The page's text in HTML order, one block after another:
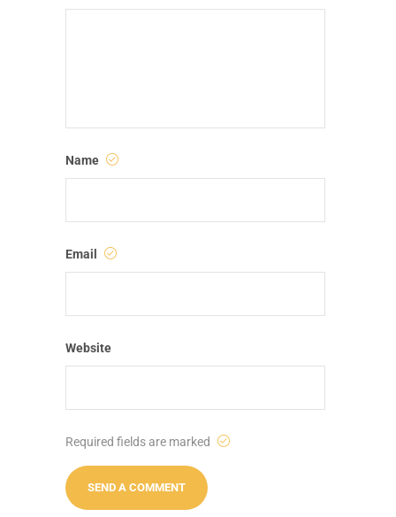
Name
Email
Website
Required fields are marked